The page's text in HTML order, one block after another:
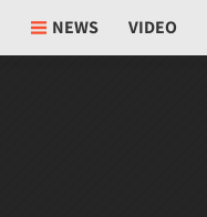
NEWS VIDEO